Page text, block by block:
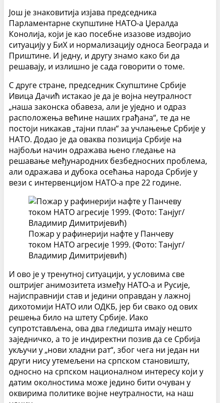
Још је знаковитија изјава председника
Парламентарне скупштине НАТО-а Џералда
Конолија, који је као посебне изазове издвојио
ситуацију у БиХ и нормализацију односа Београда и
Приштине. И једну, и другу знамо како би да
решавају, и излишно је сада говорити о томе.
С друге стране, председник Скупштине Србије
Ивица Дачић истакао је да је војна неутралност
„наша законска обавеза, али је уједно и одраз
расположења већине наших грађана“, те да не
постоји никакав „тајни план“ за учлањење Србије у
НАТО. Додао је да оваква позиција Србије на
најбољи начин одражава њено гледање на
решавање међународних безбедносних проблема,
али одражава и дубока осећања народа Србије у
вези с интервенцијом НАТО-а пре 22 године.
Пожар у рафинерији нафте у Панчеву
током НАТО агресије 1999. (Фото: Танјуг/
Владимир Димитријевић)
И ово је у тренутној ситуацији, у условима све
оштријег анимозитета између НАТО-а и Русије,
најисправнији став и једини оправдан у лажној
дихотомији НАТО или ОДКБ, јер би свако од ових
решења било на штету Србије. Иако
супротстављена, ова два гледишта имају нешто
заједничко, а то је индиректни позив да се Србија
укључи у „нови хладни рат“, због чега ни један ни
други нису утемељени на српском становишту,
односно на српском националном интересу који у
датим околностима може једино бити очуван у
оквирима политике војне неутралности, на наш